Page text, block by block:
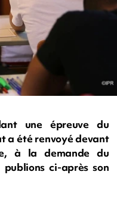
une épreuve du
a été renvoyé devant
à la demande du
ci-après son